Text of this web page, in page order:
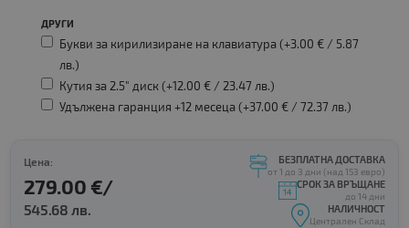
ДРУГИ
Букви за кирилизиране на клавиатура (+3.00 € / 5.87
лв.)
Кутия за 2.5" диск (+12.00 € / 23.47 лв.)
Удължена гаранция +12 месеца (+37.00 € / 72.37 лв.)
Цена:
279.00 €/
545.68 лв.
БЕЗПЛАТНА ДОСТАВКА
от 1 до 3 дни (над 153 евро)
СРОК ЗА ВРЪЩАНЕ
до 14 дни
НАЛИЧНОСТ
Централен Склад